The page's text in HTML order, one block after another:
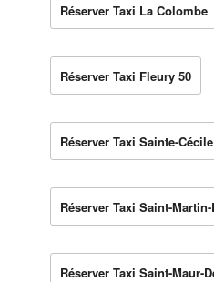
Réserver Taxi La Colombe
Réserver Taxi Fleury 50
Réserver Taxi Sainte-Cécile
Réserver Taxi Saint-
Réserver Taxi Saint-Maur-